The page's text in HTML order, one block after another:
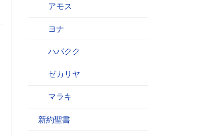
アモス
ヨナ
ハバクク
ゼカリヤ
マラキ
新約聖書